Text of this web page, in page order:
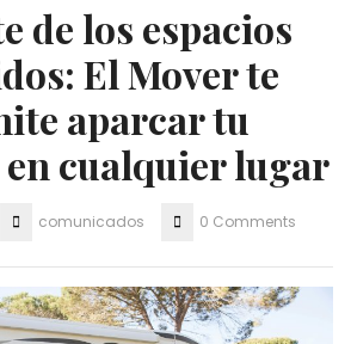
de los espacios
El Mover te
aparcar tu
en cualquier lugar
comunicados 0 Comments